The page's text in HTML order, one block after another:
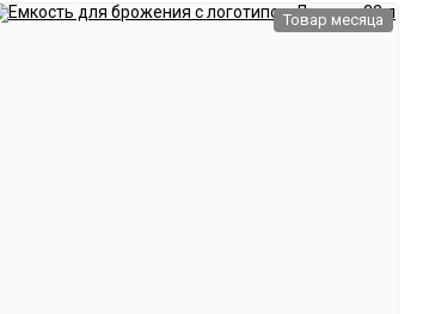
Товар месяца